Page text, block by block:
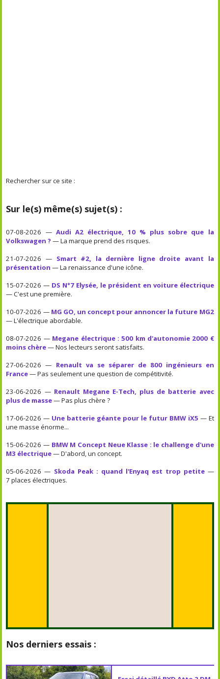
Rechercher sur ce site :
Sur le(s) même(s) sujet(s) :
07-08-2026 — Audi A2 électrique, 10 % plus sobre que la
Volkswagen ? — La marque prend des risques.
21-07-2026 — Smart #2, la dernière ligne droite avant la
présentation — La renaissance d'une icône.
15-07-2026 — DS N°7 Elysée, le président en voiture électrique
— C'est une première.
10-07-2026 — MG GO, un concept pour annoncer la future MG2
— L'électrique abordable.
08-07-2026 — Megane électrique : 500 km d'autonomie 2000 €
moins chère— Nos lecteurs seront satisfaits.
27-06-2026 — Renault va se séparer de 800 ingénieurs en
France— Pas seulement une question de compétitivité.
23-06-2026 — Renault Megane E-Tech, plus de batterie avec
plus de masse— Pas plus chère ?
17-06-2026 — Une batterie géante pour le futur BMW iX5 — Et
une masse énorme...
15-06-2026 — BMW M Concept Neue Klasse : le challenge d'une
M3 électrique— D'abord, un concept.
05-06-2026 — Skoda Peak : quand l'Enyaq est trop petite—
7 places électriques.
Nos derniers essais :